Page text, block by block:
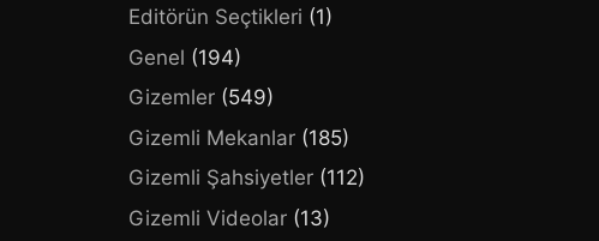
Editörün Seçtikleri (1)
Genel (194)
Gizemler (549)
Gizemli Mekanlar (185)
Gizemli Şahsiyetler (112)
Gizemli Videolar (13)